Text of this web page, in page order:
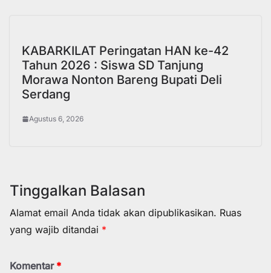
KABARKILAT Peringatan HAN ke-42
Tahun 2026 : Siswa SD Tanjung
Morawa Nonton Bareng Bupati Deli
Serdang
Agustus 6, 2026
Tinggalkan Balasan
Alamat email Anda tidak akan dipublikasikan. Ruas
yang wajib ditandai *
Komentar *